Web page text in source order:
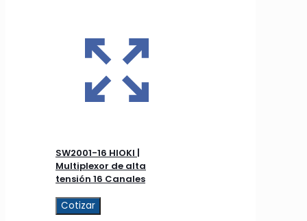
SW2001-16 HIOKI |
Multiplexor de alta
tensión 16 Canales
Cotizar